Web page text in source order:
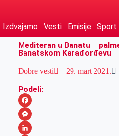
Izdvajamo Vesti Emisije Sport
Mediteran u Banatu –
Banatskom Karađorđevu
Dobre vesti 29. mart 2021.
Podeli:
F
aM